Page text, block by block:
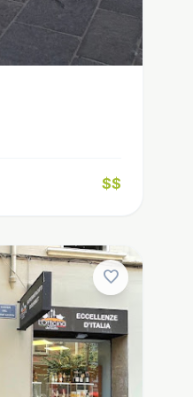
$$
favorite